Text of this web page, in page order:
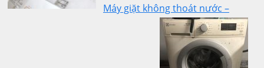
Máy giặt không thoát nước –